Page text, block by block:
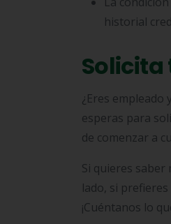
historial
Solicita
¿Eres
esperas para
de comenzar a
Si quieres
lado, si
¡Cuéntanos lo